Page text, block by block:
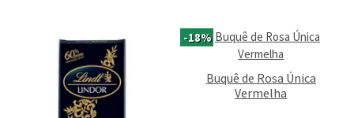
-18%
Buquê de Rosa Única
Vermelha